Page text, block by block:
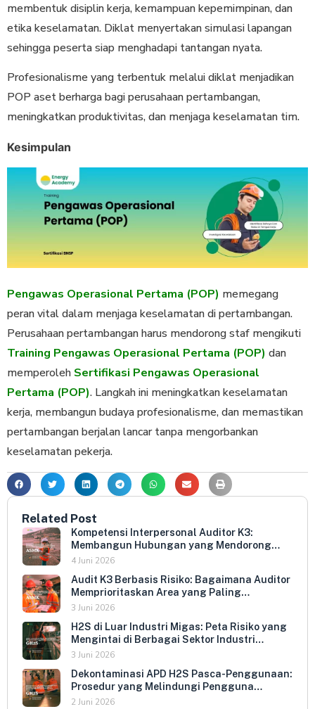
membentuk disiplin kerja, kemampuan kepemimpinan, dan
etika keselamatan. Diklat menyertakan simulasi lapangan
sehingga peserta siap menghadapi tantangan nyata.
Profesionalisme yang terbentuk melalui diklat menjadikan
POP aset berharga bagi perusahaan pertambangan,
meningkatkan produktivitas, dan menjaga keselamatan tim.
Kesimpulan
Pengawas Operasional Pertama (POP) memegang
peran vital dalam menjaga keselamatan di pertambangan.
Perusahaan pertambangan harus mendorong staf mengikuti
Training Pengawas Operasional Pertama (POP) dan
memperoleh Sertifikasi Pengawas Operasional
Pertama (POP). Langkah ini meningkatkan keselamatan
kerja, membangun budaya profesionalisme, dan memastikan
pertambangan berjalan lancar tanpa mengorbankan
keselamatan pekerja.
Related Post
Kompetensi Interpersonal Auditor K3:
Membangun Hubungan yang Mendorong
Keterbukaan dan Kepatuhan Sukarela
4 Juni 2026
Audit K3 Berbasis Risiko: Bagaimana Auditor
Memprioritaskan Area yang Paling
Menentukan Kepatuhan Perusahaan
3 Juni 2026
H2S di Luar Industri Migas: Peta Risiko yang
Mengintai di Berbagai Sektor Industri
Indonesia
3 Juni 2026
Dekontaminasi APD H2S Pasca-Penggunaan:
Prosedur yang Melindungi Pengguna
Berikutnya dan Memperpanjang Umur
2 Juni 2026